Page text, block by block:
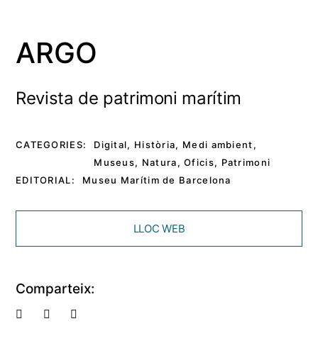
ARGO
Revista de patrimoni marítim
CATEGORIES: Digital, Història, Medi ambient,
Museus, Natura,Oficis, Patrimoni
EDITORIAL:
Museu Marítim de Barcelona
LLOC WEB
Comparteix: